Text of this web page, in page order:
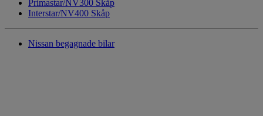
Primastar/NV300 Skåp
Interstar/NV400 Skåp
Nissan begagnade bilar